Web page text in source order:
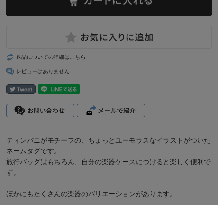
返品についての詳細はこちら
レビューはありません
ティンパニがモチーフの、ちょっとユーモラスなイラストがついた
ネームタグです。
旅行バッグはもちろん、自分の楽器ケースにつけると楽しく便利で
す。
ほかにもたくさんの楽器のバリエーションがあります。